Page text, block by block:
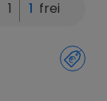
1 1 frei